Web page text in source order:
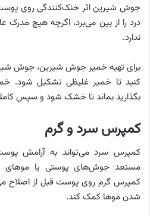
جوش شیرین اثر خنک‌کنندگی روی
درد را از بین می‌برد، اگرچه هیچ مدرک
ندارد.
برای تهیه خمیر جوش شیرین، جوش
کنید تا خمیر غلیظی تشکیل شود.
بگذارید بماند تا خشک شود و سپس
کمپرس سرد و گرم
کمپرس سرد می‌تواند به آرامش
مستعد جوش‌های پوستی یا موهای
کمپرس گرم روی پوست قبل از اصلاح
شدن موها کمک کند.